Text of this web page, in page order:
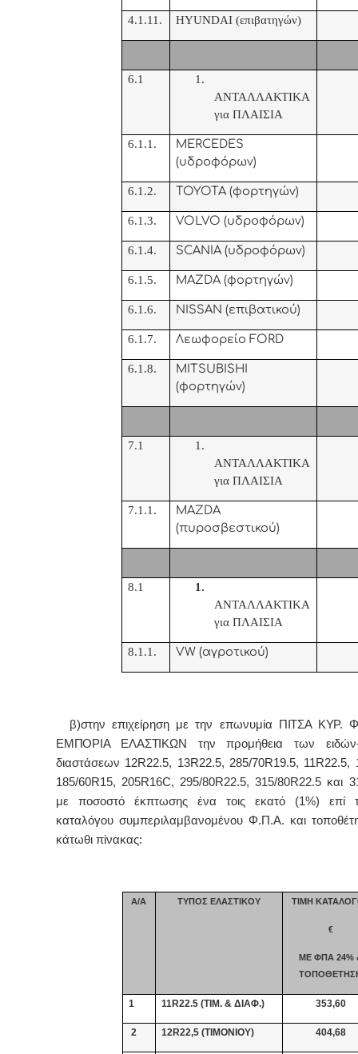
4.1.11. HYUNDAI (επιβατηγών)
6.1
1.
ΑΝΤΑΛΛΑΚΤΙΚΑ
για ΠΛΑΙΣΙΑ
6.1.1.
MERCEDES
(υδροφόρων)
6.1.2. TOYOTA (φορτηγών)
6.1.3. VOLVO (υδροφόρων)
6.1.4. SCANIA (υδροφόρων)
6.1.5. MAZDA (φορτηγών)
6.1.6. ΝΙSSAN (επιβατικού)
6.1.7. Λεωφορείο FORD
6.1.8.
MITSUBISHI
(φορτηγών)
7.1
1.
ΑΝΤΑΛΛΑΚΤΙΚΑ
για ΠΛΑΙΣΙΑ
7.1.1.
MAZDA
(πυροσβεστικού)
8.1
1.
ΑΝΤΑΛΛΑΚΤΙΚΑ
για ΠΛΑΙΣΙΑ
8.1.1. VW (αγροτικού)
β)στην επιχείρηση με την επωνυμία
ΠΙΤΣΑ ΚΥΡ.
ΕΜΠΟΡΙΑ ΕΛΑΣΤΙΚΩΝ την προμήθεια των
διαστάσεων 12R22.5, 13R22.5, 285/70R19.5, 11R22.5,
185/60R15, 205R16C, 295/80R22.5, 315/80R22.5 και
με ποσοστό έκπτωσης ένα τοις εκατό (1%) επί
καταλόγου συμπεριλαμβανομένου Φ.Π.Α. και
κάτωθι πίνακας:
Α/Α ΤΥΠΟΣ ΕΛΑΣΤΙΚΟΥ ΤΙΜΗ
€
ΜΕ ΦΠΑ 24%
1 11R22.5 (ΤΙΜ. & ΔΙΑΦ.) 353,60
2 12R22,5 (ΤΙΜΟΝΙΟΥ) 404,68